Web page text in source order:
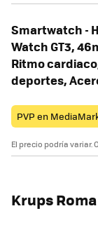
Smartwatch -
Watch GT3,
Ritmo
deportes,
PVP en
El precio podría
Krups